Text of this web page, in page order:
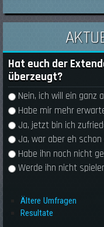
Hat euch der
überzeugt?
Auswahlmöglichkeiten
Nein, ich will ein ganz
Habe mir mehr
Ja, jetzt bin ich
Ja, war aber eh schon
Habe ihn noch nicht
Werde ihn nicht
Ältere Umfragen
Resultate